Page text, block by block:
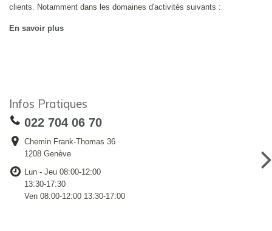
clients. Notamment dans les domaines d'activités suivants :
En savoir plus
Infos Pratiques
022 704 06 70
Chemin Frank-Thomas 36
1208 Genève
Lun - Jeu 08:00-12:00
13:30-17:30
Ven 08:00-12:00 13:30-17:00